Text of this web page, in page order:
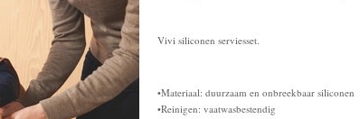
Vivi siliconen serviesset.
•Materiaal: duurzaam en onbreekbaar siliconen
•Reinigen: vaatwasbestendig